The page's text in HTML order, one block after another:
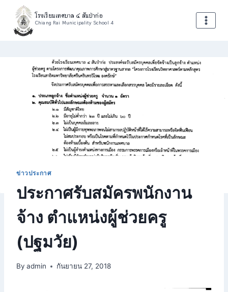
content
โรงเรียนเทศบาล ๔ สันป่าก่อ
Chiang Rai Municipality School 4
ข่าวประกาศ
ประกาศรับสมัครพนักงาน
จ้าง ตำแหน่งผู้ช่วยครู
(ปฐมวัย)
By admin กันยายน 27, 2018